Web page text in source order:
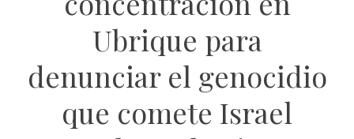
Ubrique para
denunciar el genocidio
que comete Israel